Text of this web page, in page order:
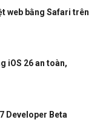
web bằng Safari trên
iOS 26 an toàn,
Developer Beta